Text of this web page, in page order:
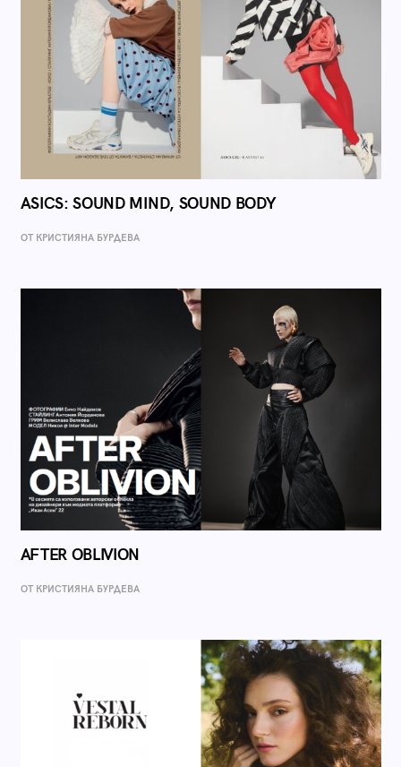
ASICS: SOUND MIND, SOUND BODY
ОТ КРИСТИЯНА БУРДЕВА
AFTER OBLIVION
ОТ КРИСТИЯНА БУРДЕВА